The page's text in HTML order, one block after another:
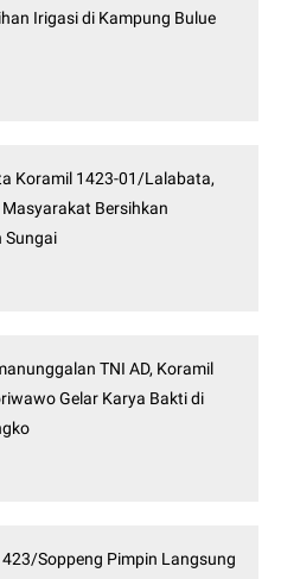
Irigasi di Kampung Bulue
Koramil 1423-01/Lalabata,
Bersihkan
Sungai
TNI AD, Koramil
Gelar Karya Bakti di
Soppeng Pimpin Langsung